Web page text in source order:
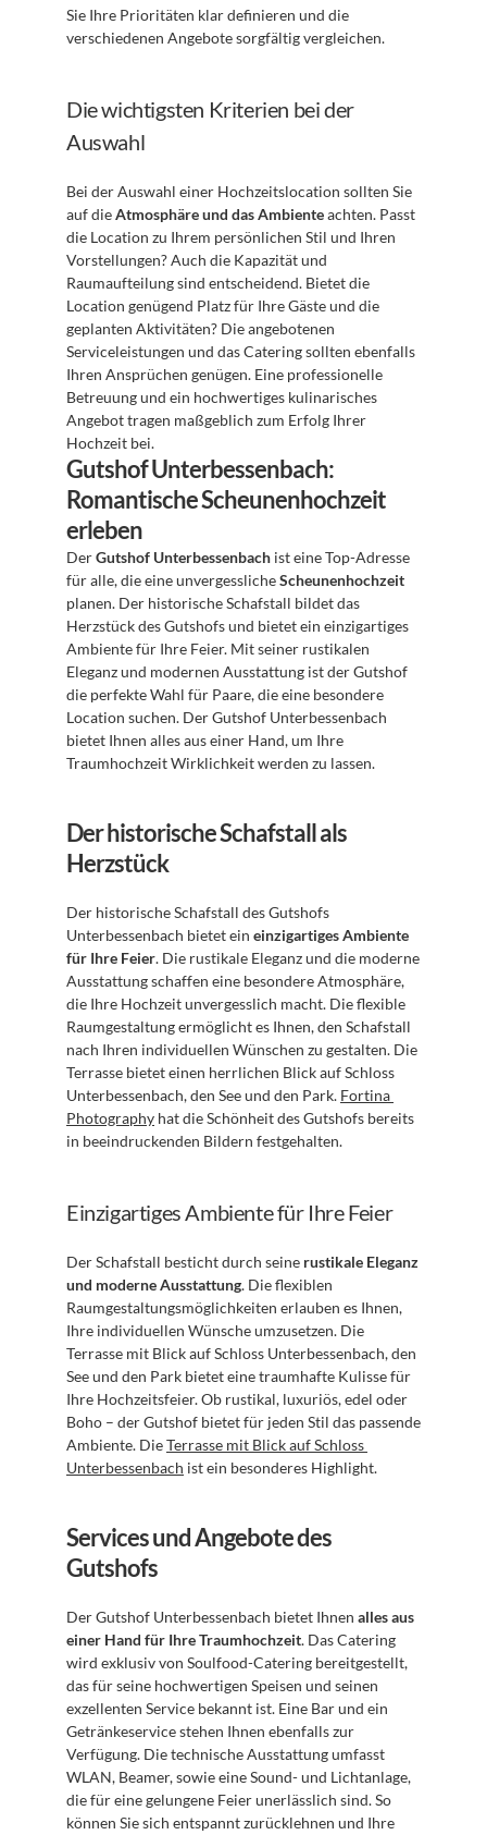
Sie Ihre Prioritäten klar definieren und die
verschiedenen Angebote sorgfältig vergleichen.
Die wichtigsten Kriterien bei der
Auswahl
Bei der Auswahl einer Hochzeitslocation sollten Sie
auf die Atmosphäre und das Ambiente achten. Passt
die Location zu Ihrem persönlichen Stil und Ihren
Vorstellungen? Auch die Kapazität und
Raumaufteilung sind entscheidend. Bietet die
Location genügend Platz für Ihre Gäste und die
geplanten Aktivitäten? Die angebotenen
Serviceleistungen und das Catering sollten ebenfalls
Ihren Ansprüchen genügen. Eine professionelle
Betreuung und ein hochwertiges kulinarisches
Angebot tragen maßgeblich zum Erfolg Ihrer
Hochzeit bei.
Gutshof Unterbessenbach:
Romantische Scheunenhochzeit
erleben
Der Gutshof Unterbessenbach ist eine Top-Adresse
für alle, die eine unvergessliche Scheunenhochzeit
planen. Der historische Schafstall bildet das
Herzstück des Gutshofs und bietet ein einzigartiges
Ambiente für Ihre Feier. Mit seiner rustikalen
Eleganz und modernen Ausstattung ist der Gutshof
die perfekte Wahl für Paare, die eine besondere
Location suchen. Der Gutshof Unterbessenbach
bietet Ihnen alles aus einer Hand, um Ihre
Traumhochzeit Wirklichkeit werden zu lassen.
Der historische Schafstall als
Herzstück
Der historische Schafstall des Gutshofs
Unterbessenbach bietet ein einzigartiges Ambiente
für Ihre Feier. Die rustikale Eleganz und die moderne
Ausstattung schaffen eine besondere Atmosphäre,
die Ihre Hochzeit unvergesslich macht. Die flexible
Raumgestaltung ermöglicht es Ihnen, den Schafstall
nach Ihren individuellen Wünschen zu gestalten. Die
Terrasse bietet einen herrlichen Blick auf Schloss
Unterbessenbach, den See und den Park. Fortina
Photography hat die Schönheit des Gutshofs bereits
in beeindruckenden Bildern festgehalten.
Einzigartiges Ambiente für Ihre Feier
Der Schafstall besticht durch seine rustikale Eleganz
und moderne Ausstattung. Die flexiblen
Raumgestaltungsmöglichkeiten erlauben es Ihnen,
Ihre individuellen Wünsche umzusetzen. Die
Terrasse mit Blick auf Schloss Unterbessenbach, den
See und den Park bietet eine traumhafte Kulisse für
Ihre Hochzeitsfeier. Ob rustikal, luxuriös, edel oder
Boho – der Gutshof bietet für jeden Stil das passende
Ambiente. Die Terrasse mit Blick auf Schloss
Unterbessenbach ist ein besonderes Highlight.
Services und Angebote des
Gutshofs
Der Gutshof Unterbessenbach bietet Ihnen alles aus
einer Hand für Ihre Traumhochzeit. Das Catering
wird exklusiv von Soulfood-Catering bereitgestellt,
das für seine hochwertigen Speisen und seinen
exzellenten Service bekannt ist. Eine Bar und ein
Getränkeservice stehen Ihnen ebenfalls zur
Verfügung. Die technische Ausstattung umfasst
WLAN, Beamer, sowie eine Sound- und Lichtanlage,
die für eine gelungene Feier unerlässlich sind. So
können Sie sich entspannt zurücklehnen und Ihre